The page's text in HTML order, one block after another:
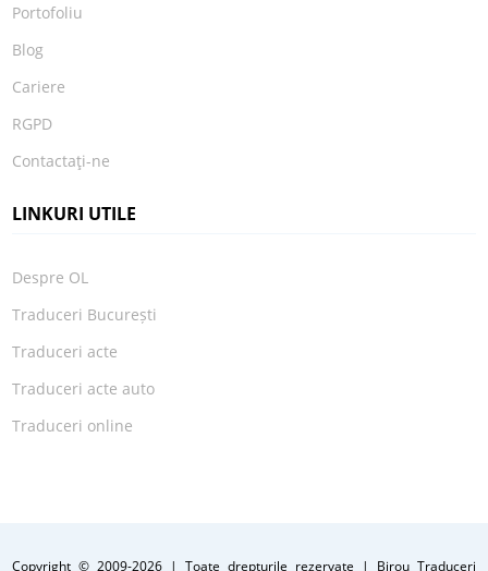
Portofoliu
Blog
Cariere
RGPD
Contactaţi-ne
LINKURI UTILE
Despre OL
Traduceri București
Traduceri acte
Traduceri acte auto
Traduceri online
Copyright © 2009-2026 | Toate drepturile rezervate | Birou Traduceri